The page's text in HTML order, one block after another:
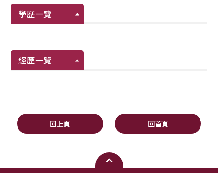
學歷一覽
經歷一覽
回上頁 回首頁